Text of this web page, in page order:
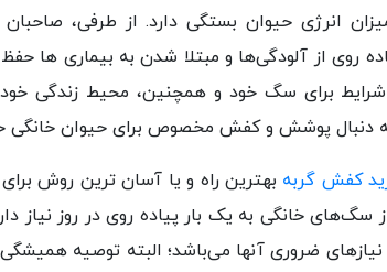
انرژی حیوان بستگی دارد. از طرفی،
روی از آلودگی‌ها و مبتلا شدن به بیماری ها
شرایط برای سگ خود و همچنین، محیط زندگی
پوشش و کفش مخصوص برای حیوان خانگی
کفش گربه بهترین راه و یا آسان ترین روش
خانگی به یک بار پیاده روی در روز نیاز
نیاز‌های ضروری آنها می‌باشد؛ البته توصیه